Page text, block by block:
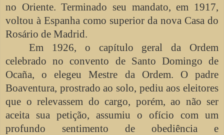
no Oriente. Terminado seu mandato, em 1917,
voltou à Espanha como superior da nova Casa do
Rosário de Madrid.
Em 1926, o capítulo geral da Ordem
celebrado no convento de Santo Domingo de
Ocaña, o elegeu Mestre da Ordem. O padre
Boaventura, prostrado ao solo, pediu aos eleitores
que o relevassem do cargo, porém, ao não ser
aceita sua petição, assumiu o ofício com um
profundo sentimento de obediência e